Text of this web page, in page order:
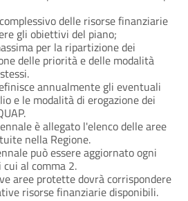
delle risorse finanziarie
gli obiettivi del piano;
per la ripartizione dei
delle priorità e delle modalità
annualmente gli eventuali
e le modalità di erogazione dei
è allegato l'elenco delle aree
nella Regione.
può essere aggiornato ogni
al comma 2.
aree protette dovrà corrispondere
risorse finanziarie disponibili.